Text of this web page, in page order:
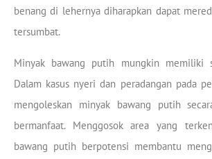
benang di lehernya diharapkan dapat
tersumbat.
Minyak bawang putih mungkin memiliki
Dalam kasus nyeri dan peradangan pada
mengoleskan minyak bawang putih
bermanfaat. Menggosok area yang
bawang putih berpotensi membantu